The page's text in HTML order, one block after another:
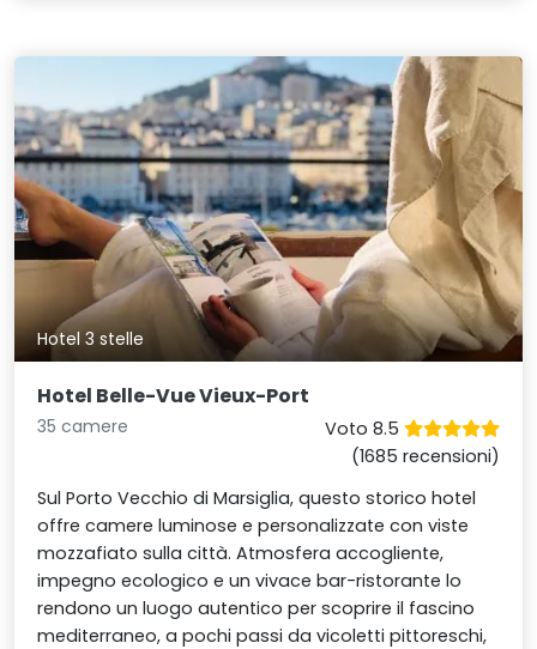
Hotel 3 stelle
Hotel Belle-Vue Vieux-Port
35 camere
Voto 8.5
(1685 recensioni)
Sul Porto Vecchio di Marsiglia, questo storico hotel
offre camere luminose e personalizzate con viste
mozzafiato sulla città. Atmosfera accogliente,
impegno ecologico e un vivace bar-ristorante lo
rendono un luogo autentico per scoprire il fascino
mediterraneo, a pochi passi da vicoletti pittoreschi,